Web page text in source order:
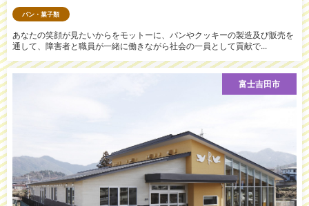
パン・菓子類
あなたの笑顔が見たいからをモットーに、パンやクッキーの製造及び販売を
通して、障害者と職員が一緒に働きながら社会の一員として貢献で...
富士吉田市